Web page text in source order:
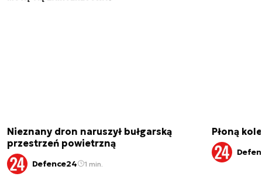
Nieznany dron naruszył bułgarską
przestrzeń powietrzną
Defence24 1 min.
Płoną